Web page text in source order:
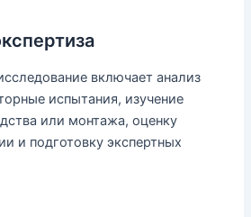
включает анализ
испытания, изучение
или монтажа, оценку
и подготовку экспертных